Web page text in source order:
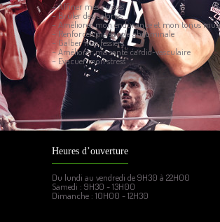
– Affiner mes cuisses
– Brûler des calories
– Améliorer mon endurance et mon tonus
– Renforcer ma sangle abdominale
– Galber mes fessiers
– Améliorer ma santé cardio-vasculaire
– Evacuer mon stress
Heures d’ouverture
Du lundi au vendredi de 9H30 à 22H00
Samedi : 9H30 - 13H00
Dimanche : 10H00 - 12H30